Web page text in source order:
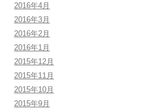
2016年4月
2016年3月
2016年2月
2016年1月
2015年12月
2015年11月
2015年10月
2015年9月